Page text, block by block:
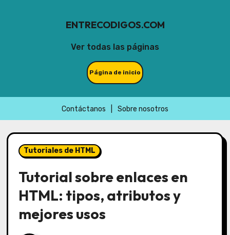
Ver todas las páginas
ENTRECODIGOS.COM
Página de inicio
Contáctanos Sobre nosotros
to
contentTutoriales de HTML
Tutorial sobre enlaces en
HTML: tipos, atributos y
mejores usos